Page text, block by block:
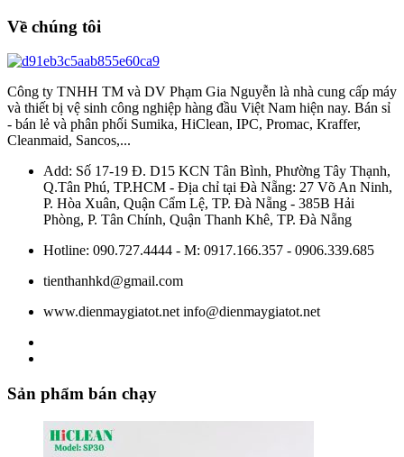
Về chúng tôi
Công ty TNHH TM và DV Phạm Gia Nguyễn là nhà cung cấp máy
và thiết bị vệ sinh công nghiệp hàng đầu Việt Nam hiện nay. Bán sỉ
- bán lẻ và phân phối Sumika, HiClean, IPC, Promac, Kraffer,
Cleanmaid, Sancos,...
Add: Số 17-19 Đ. D15 KCN Tân Bình, Phường Tây Thạnh,
Q.Tân Phú, TP.HCM - Địa chỉ tại Đà Nẵng: 27 Võ An Ninh,
P. Hòa Xuân, Quận Cẩm Lệ, TP. Đà Nẵng - 385B Hải
Phòng, P. Tân Chính, Quận Thanh Khê, TP. Đà Nẵng
Hotline: 090.727.4444 - M: 0917.166.357 - 0906.339.685
tienthanhkd@gmail.com
www.dienmaygiatot.net info@dienmaygiatot.net
Sản phẩm bán chạy